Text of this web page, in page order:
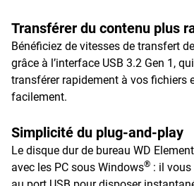
Transférer du contenu plus
Bénéficiez de vitesses de transfert
grâce à l’interface USB 3.2 Gen 1,
transférer rapidement à vos fichiers
facilement.
Simplicité du plug-and-play
Le disque dur de bureau WD
avec les PC sous Windows® : il